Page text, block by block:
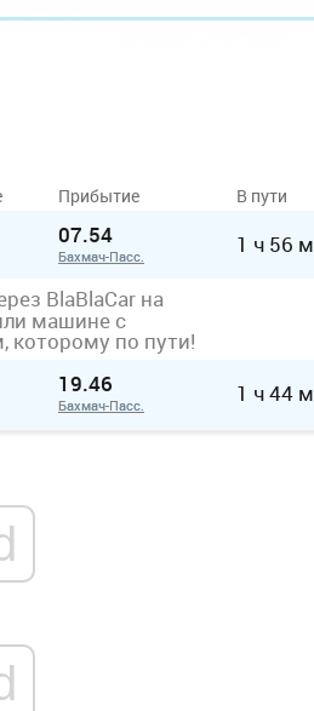
Прибытие В пути
07.54
Бахмач-Пасс. 1 ч 56 м
BlaBlaCar на
машине с
которому по пути!
19.46
Бахмач-Пасс. 1 ч 44 м